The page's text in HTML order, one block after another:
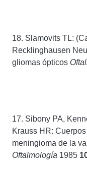
18. Slamovits TL:
Recklinghausen
gliomas ópticos
17. Sibony PA,
Krauss HR:
meningioma de la
Oftalmología 1985